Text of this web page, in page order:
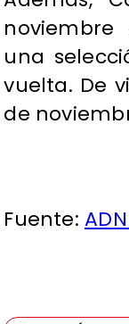
una
vuelta. De
de
Fuente: